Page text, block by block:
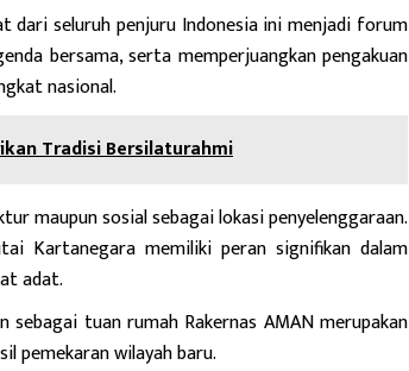
dari seluruh penjuru Indonesia ini menjadi forum
bersama, serta memperjuangkan pengakuan
nasional.
Tradisi Bersilaturahmi
maupun sosial sebagai lokasi penyelenggaraan.
Kartanegara memiliki peran signifikan dalam
adat.
tuan rumah Rakernas AMAN merupakan
pemekaran wilayah baru.